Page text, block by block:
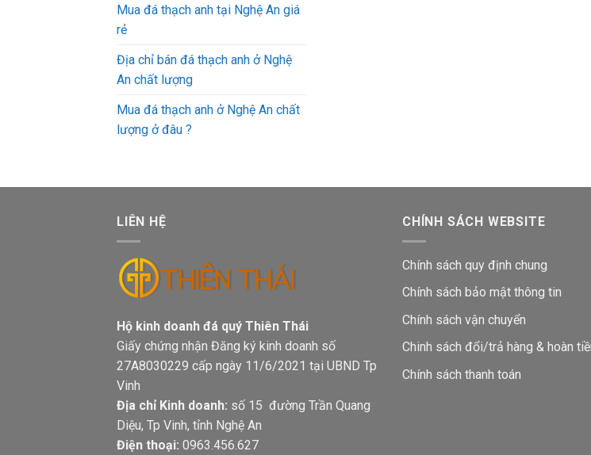
Mua đá thạch anh tại Nghệ An giá
rẻ
Địa chỉ bán đá thạch anh ở Nghệ
An chất lượng
Mua đá thạch anh ở Nghệ An chất
lượng ở đâu ?
LIÊN HỆ
Hộ kinh doanh đá quý Thiên Thái
Giấy chứng nhận Đăng ký kinh doanh số
27A8030229 cấp ngày 11/6/2021 tại UBND Tp
Vinh
Địa chỉ Kinh doanh: số 15 đường Trần Quang
Diệu, Tp Vinh, tỉnh Nghệ An
Điện thoại: 0963.456.627
CHÍNH SÁCH WEBSITE
Chính sách quy định chung
Chính sách bảo mật thông tin
Chính sách vận chuyển
Chinh sách đổi/trả hàng & hoàn
Chính sách thanh toán